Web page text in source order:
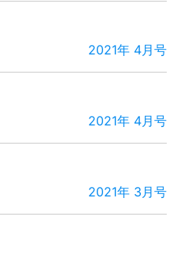
2021年 4月号
2021年 4月号
2021年 3月号